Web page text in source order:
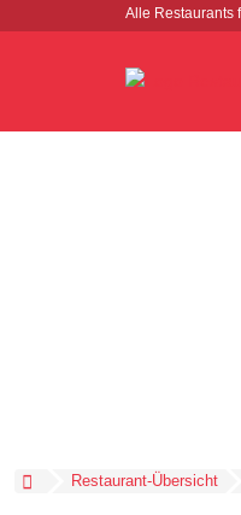
Alle Restaurants
Restaurant-Übersicht